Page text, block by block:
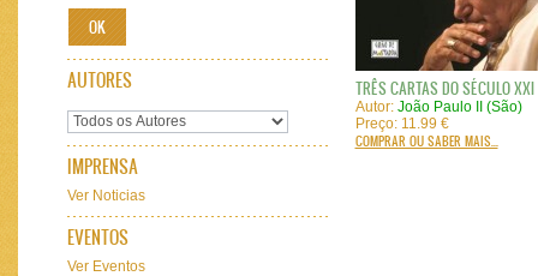
AUTORES
IMPRENSA
Ver Noticias
EVENTOS
Ver Eventos
TRÊS CARTAS DO SÉCULO XXI
Autor:João Paulo II (São)
Preço: 11.99 €
COMPRAR OU SABER MAIS...